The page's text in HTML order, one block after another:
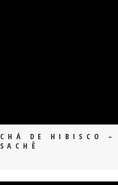
CHÁ DE HIBISCO –
SACHÊ